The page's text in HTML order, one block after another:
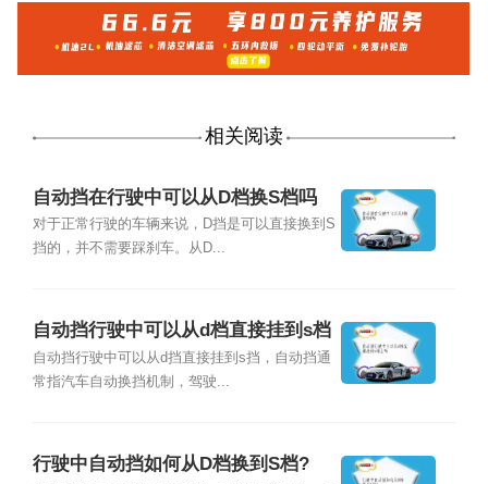
相关阅读
自动挡在行驶中可以从D档换S档吗
对于正常行驶的车辆来说，D挡是可以直接换到S
挡的，并不需要踩刹车。从D...
自动挡行驶中可以从d档直接挂到s档
上吗
自动挡行驶中可以从d挡直接挂到s挡，自动挡通
常指汽车自动换挡机制，驾驶...
行驶中自动挡如何从D档换到S档?